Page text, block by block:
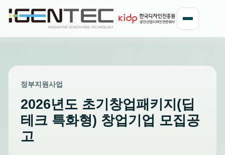
정부지원사업
2026년도 초기창업패키지(딥
테크 특화형) 창업기업 모집공
고